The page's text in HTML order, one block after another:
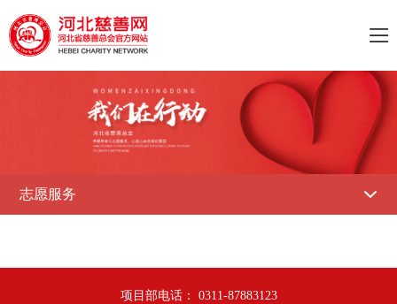

志愿服务 
项目部电话： 0311-87883123